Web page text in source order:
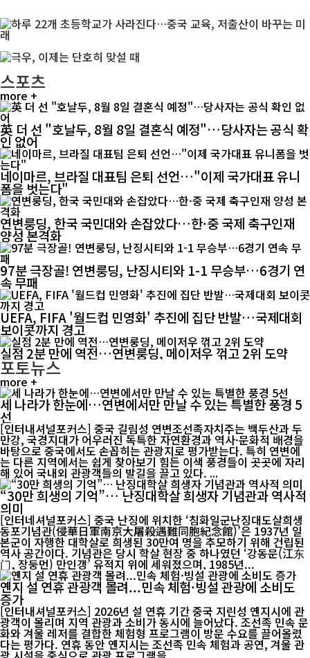
스포츠
more +
英 더 선 "호날두, 8월 8일 결혼식 예정"…당사자는 공식 확
인 없어
네이마르, 브라질 대표팀 은퇴 선언…"이제 국가대표 유니
폼을 벗는다"
연변룽딩, 한국 국민대와 손잡았다…한·중 국제 축구인재
양성 본격화
97분 극장골! 연변룽딩, 난징시티와 1-1 무승부…6경기 연
속 무패
UEFA, FIFA '월드컵 민영화' 추진에 집단 반발…국제대회
보이콧까지 경고
실점 2분 만에 역전…연변룽딩, 메이저우 꺾고 2위 도약
포토뉴스
more +
세 나라가 한눈에…연변에서만 만날 수 있는 특별한 풍경 5
선
[인터내셔널포커스] 중국 길림성 연변조선족자치주는 백두산과 두
만강, 국경지대가 어우러진 독특한 자연환경과 역사·문화적 배경을
바탕으로 중국에서도 손꼽히는 관광지로 평가받는다. 특히 연변에
는 다른 지역에서는 쉽게 찾아보기 힘든 이색 풍경들이 곳곳에 자리
해 있어 국내외 관광객들의 발길을 끌고 있다. ...
“30만 희생의 기억”… 난징대학살 희생자 기념관과 역사적
의미
[인터네셔널포커스] 중국 난징에 위치한 ‘침화일군난징대도살희생
동포기념관(侵華日軍南京大屠殺遇難同胞紀念館)’은 1937년 일
본군이 자행한 대학살로 희생된 30만여 명을 추모하기 위해 건립된
역사 공간이다. 기념관은 당시 학살 현장 중 하나였던 ‘강동문(江东
门, 장둥먼) 만인갱’ 유적지 위에 세워졌으며, 1985년...
옌지 설 연휴 관광객 몰려...민속 체험·빙설 관광에 소비도
증가
[인터내셔널포커스] 2026년 설 연휴 기간 중국 지린성 옌지시에 관
광객이 몰리며 지역 관광과 소비가 동시에 늘어났다. 조선족 민속 문
화와 겨울 레저를 결합한 체험형 프로그램이 방문 수요를 끌어올렸
다는 평가다. 연휴 동안 옌지시는 조선족 민속 체험과 공연, 겨울 관